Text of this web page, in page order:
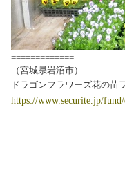
=============
（宮城県岩沼市）
ドラゴンフラワーズ花の苗
https://www.securite.jp/